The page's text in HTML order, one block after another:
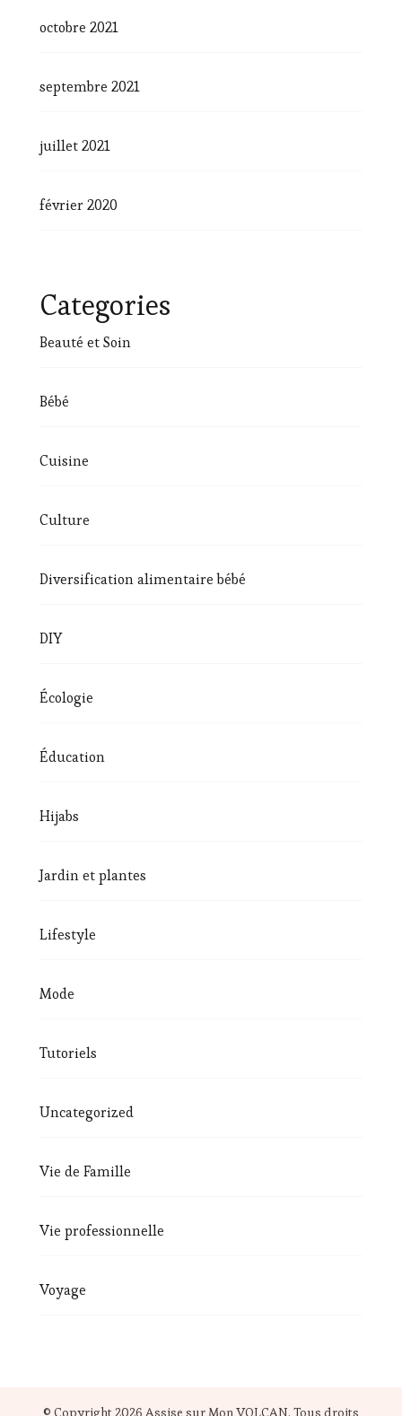
octobre 2021
septembre 2021
juillet 2021
février 2020
Categories
Beauté et Soin
Bébé
Cuisine
Culture
Diversification alimentaire bébé
DIY
Écologie
Éducation
Hijabs
Jardin et plantes
Lifestyle
Mode
Tutoriels
Uncategorized
Vie de Famille
Vie professionnelle
Voyage